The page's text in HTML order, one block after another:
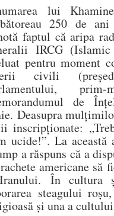
lui
250 de
faptul că aripa
IRCG
pentru moment
civili
de
Deasupra
inscripționate:
ucide!”. La această
a răspuns că a
americane să
În cultura
steagului
și una a